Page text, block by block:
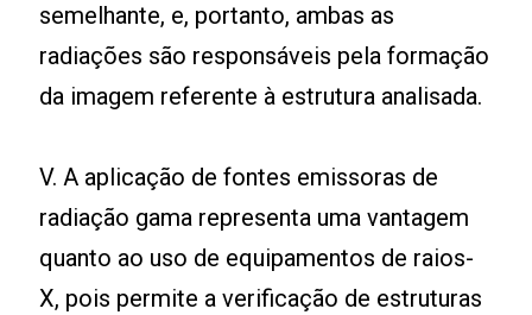
semelhante, e, portanto, ambas as
radiações são responsáveis pela formação
da imagem referente à estrutura analisada.
V. A aplicação de fontes emissoras de
radiação gama representa uma vantagem
quanto ao uso de equipamentos de raios-
X, pois permite a verificação de estruturas